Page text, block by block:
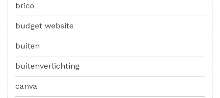
brico
budget website
buiten
buitenverlichting
canva